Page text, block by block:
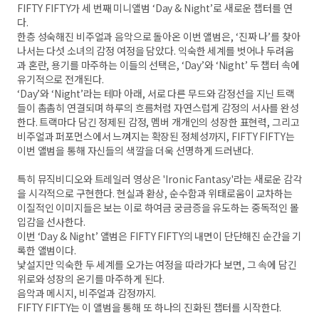
FIFTY FIFTY가 세 번째 미니앨범 ‘Day & Night’로 새로운 챕터를 연
다.
한층 성숙해진 비주얼과 음악으로 돌아온 이번 앨범은, ‘진짜 나’를 찾아
나서는 다섯 소녀의 감정 여정을 담았다. 익숙한 세계를 벗어나 두려움
과 혼란, 용기를 마주하는 이들의 선택은, ‘Day’와 ‘Night’ 두 챕터 속에
유기적으로 전개된다.
‘Day’와 ‘Night’라는 테마 아래, 서로 다른 무드와 감정선을 지닌 트랙
들이 촘촘히 연결되며 하루의 흐름처럼 자연스럽게 감정의 서사를 완성
한다. 트랙마다 담긴 정제된 감정, 멤버 개개인의 성장한 표현력, 그리고
비주얼과 퍼포먼스에서 느껴지는 확장된 정체성까지, FIFTY FIFTY는
이번 앨범을 통해 자신들의 색깔을 더욱 선명하게 드러낸다.
특히 뮤직비디오와 트레일러 영상은 'Ironic Fantasy'라는 새로운 감각
을 시각적으로 구현한다. 현실과 환상, 순수함과 위태로움이 교차하는
이질적인 이미지들은 보는 이로 하여금 궁금증을 유도하는 중독적인 몰
입감을 선사한다.
이번 ‘Day & Night’ 앨범은 FIFTY FIFTY의 내면이 단단해진 순간을 기
록한 앨범이다.
낯설지만 익숙한 두 세계를 오가는 여정을 따라가다 보면, 그 속에 담긴
위로와 성장의 온기를 마주하게 된다.
음악과 메시지, 비주얼과 감정까지.
FIFTY FIFTY는 이 앨범을 통해 또 하나의 진화된 챕터를 시작한다.